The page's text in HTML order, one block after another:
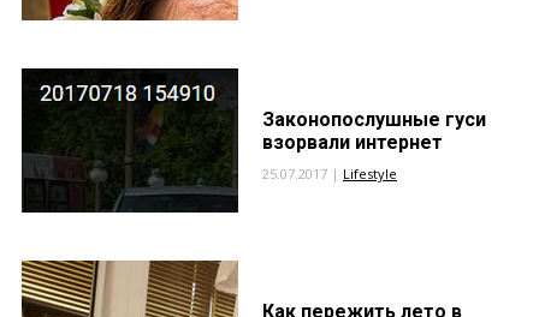
Законопослушные гуси
взорвали интернет
25.07.2017 | Lifestyle
Как пережить лето в